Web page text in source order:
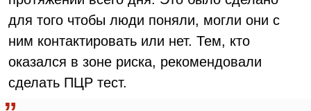
для того чтобы люди поняли, могли они с
ним контактировать или нет. Тем, кто
оказался в зоне риска, рекомендовали
сделать ПЦР тест.